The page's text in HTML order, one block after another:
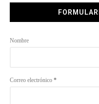
Nombre
Correo electrónico *